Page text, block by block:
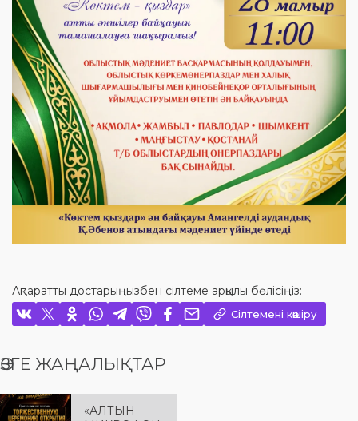
Ақпаратты достарыңызбен сілтеме арқылы бөлісіңіз:
Сілтемені көшіру
ӨЗГЕ ЖАҢАЛЫҚТАР
«АЛТЫН